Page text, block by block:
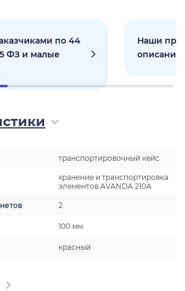
по 44
ФЗ и малые
Наши
транспортировочный кейс
хранение и транспортировка
элементов AVANDA 210A
2
100 мм
красный